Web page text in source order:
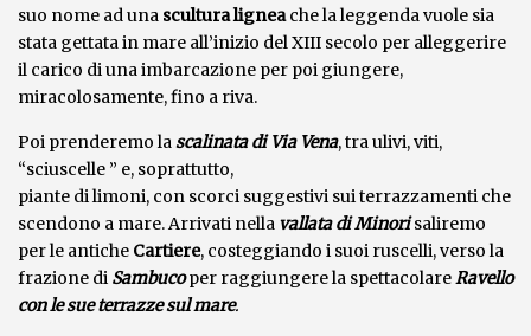
suo nome ad una scultura ligneache la leggenda vuole sia
stata gettata in mare all’inizio del XIII secolo per alleggerire
il carico di una imbarcazione per poi giungere,
miracolosamente, fino a riva.
Poi prenderemo la scalinata di Via Vena, tra ulivi, viti,
“sciuscelle ” e, soprattutto,
piante di limoni, con scorci suggestivi sui terrazzamenti che
scendono a mare. Arrivati nella vallata di Minori saliremo
per le antiche Cartiere, costeggiando i suoi ruscelli, verso la
frazione di Sambuco per raggiungere la spettacolare Ravello
con le sue terrazze sul mare.